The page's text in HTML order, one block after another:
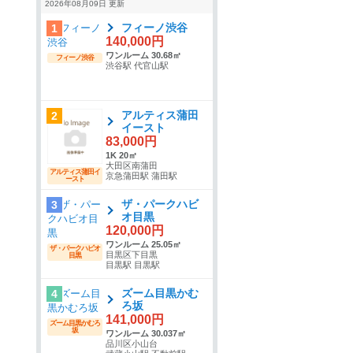
2026年08月09日 更新
1
フィーノ渋谷
フィーノ渋谷
140,000円
ワンルーム 30.68㎡
渋谷駅 代官山駅
2
アルティス蒲田イ
ースト
アルティス蒲田
イースト
83,000円
1K 20㎡
大田区南蒲田
京急蒲田駅 蒲田駅
3
ザ・パークハビオ
目黒
ザ・パークハビ
オ目黒
120,000円
ワンルーム 25.05㎡
目黒区下目黒
目黒駅 目黒駅
4
ズーム目黒かむろ
坂
ズーム目黒かむ
ろ坂
141,000円
ワンルーム 30.037㎡
品川区小山台